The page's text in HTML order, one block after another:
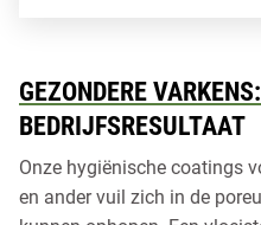
GEZONDERE
BEDRIJFSRESULTAAT
Onze hygiënische coatings
en ander vuil zich in de